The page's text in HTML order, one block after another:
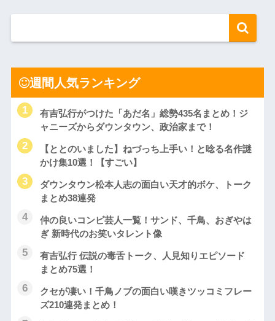
週間人気ランキング
有吉弘行がつけた「あだ名」総勢435名まとめ！ジ
ャニーズからダウンタウン、政治家まで！
【ととのいました】ねづっち上手い！と唸る名作謎
かけ集10選！【すごい】
ダウンタウン松本人志の面白い天才的ボケ、トーク
まとめ38連発
仲の良いコンビ芸人一覧！サンド、千鳥、おぎやは
ぎ 新時代のお笑いタレント像
有吉弘行 伝説の毒舌トーク、人見知りエピソード
まとめ75選！
クセが凄い！千鳥ノブの面白い嘆きツッコミフレー
ズ210連発まとめ！